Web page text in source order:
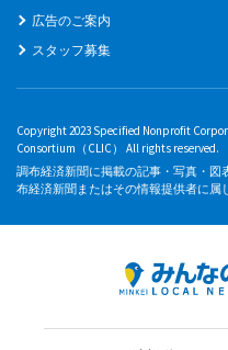
広告のご案内
スタッフ募集
Copyright 2023 Specified Nonprofit
Consortium（CLIC） All rights reserved.
調布経済新聞に掲載の記事・写真・図
布経済新聞またはその情報提供者に属